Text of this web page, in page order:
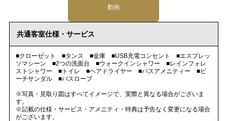
動画
共通客室仕様・サービス
■クローゼット ■タンス ■金庫 ■USB充電コンセント ■エスプレッ
ソマシーン ■2つの洗面台 ■ウォークインシャワー ■レインフォレ
ストシャワー ■トイレ ■ヘアドライヤー ■バスアメニティー ■ビ
ーチサンダル ■バスローブ
※写真・見取り図はすべてイメージで、実際と異なる場合がございま
す。
※記載の仕様・サービス・アメニティ・特典は予告なく変更になる場合
がございます。